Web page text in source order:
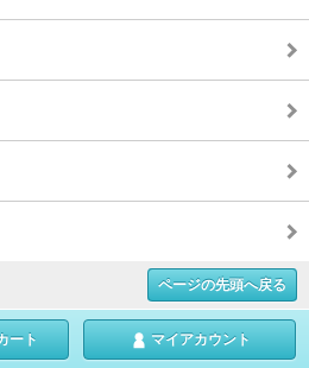
ページの先頭へ戻る
ート マイアカウント